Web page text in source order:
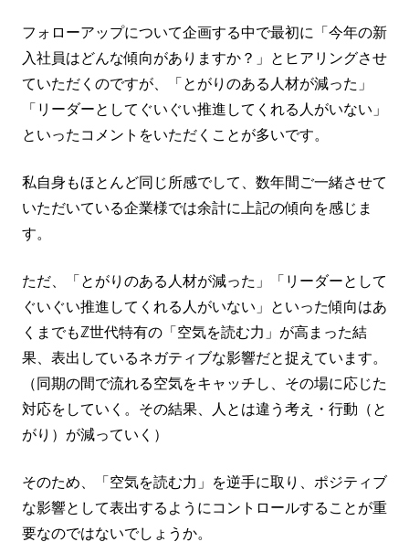
フォローアップについて企画する中で最初に「今年の新
入社員はどんな傾向がありますか？」とヒアリングさせ
ていただくのですが、「とがりのある人材が減った」
「リーダーとしてぐいぐい推進してくれる人がいない」
といったコメントをいただくことが多いです。
私自身もほとんど同じ所感でして、数年間ご一緒させて
いただいている企業様では余計に上記の傾向を感じま
す。
ただ、「とがりのある人材が減った」「リーダーとして
ぐいぐい推進してくれる人がいない」といった傾向はあ
くまでもℤ世代特有の「空気を読む力」が高まった結
果、表出しているネガティブな影響だと捉えています。
（同期の間で流れる空気をキャッチし、その場に応じた
対応をしていく。その結果、人とは違う考え・行動（と
がり）が減っていく）
そのため、「空気を読む力」を逆手に取り、ポジティブ
な影響として表出するようにコントロールすることが重
要なのではないでしょうか。